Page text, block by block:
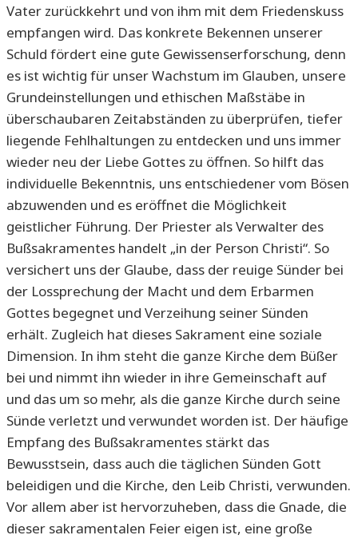
Vater zurückkehrt und von ihm mit dem Friedenskuss
empfangen wird. Das konkrete Bekennen unserer
Schuld fördert eine gute Gewissenserforschung, denn
es ist wichtig für unser Wachstum im Glauben, unsere
Grundeinstellungen und ethischen Maßstäbe in
überschaubaren Zeitabständen zu überprüfen, tiefer
liegende Fehlhaltungen zu entdecken und uns immer
wieder neu der Liebe Gottes zu öffnen. So hilft das
individuelle Bekenntnis, uns entschiedener vom Bösen
abzuwenden und es eröffnet die Möglichkeit
geistlicher Führung. Der Priester als Verwalter des
Bußsakramentes handelt „in der Person Christi“. So
versichert uns der Glaube, dass der reuige Sünder bei
der Lossprechung der Macht und dem Erbarmen
Gottes begegnet und Verzeihung seiner Sünden
erhält. Zugleich hat dieses Sakrament eine soziale
Dimension. In ihm steht die ganze Kirche dem Büßer
bei und nimmt ihn wieder in ihre Gemeinschaft auf
und das um so mehr, als die ganze Kirche durch seine
Sünde verletzt und verwundet worden ist. Der häufige
Empfang des Bußsakramentes stärkt das
Bewusstsein, dass auch die täglichen Sünden Gott
beleidigen und die Kirche, den Leib Christi, verwunden.
Vor allem aber ist hervorzuheben, dass die Gnade, die
dieser sakramentalen Feier eigen ist, eine große